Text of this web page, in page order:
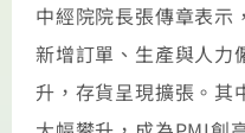
中經院院長張傳章表示
新增訂單、生產與人力
升，存貨呈現擴張。其